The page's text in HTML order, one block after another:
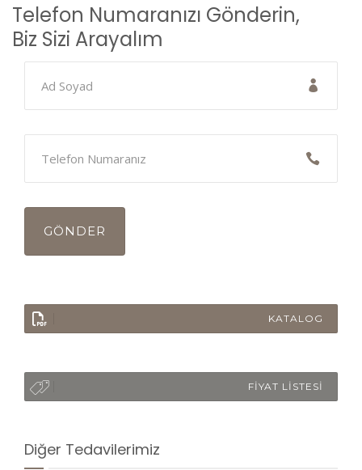
Telefon Numaranızı Gönderin,
Biz Sizi Arayalım
KATALOG
FİYAT LİSTESİ
Diğer Tedavilerimiz